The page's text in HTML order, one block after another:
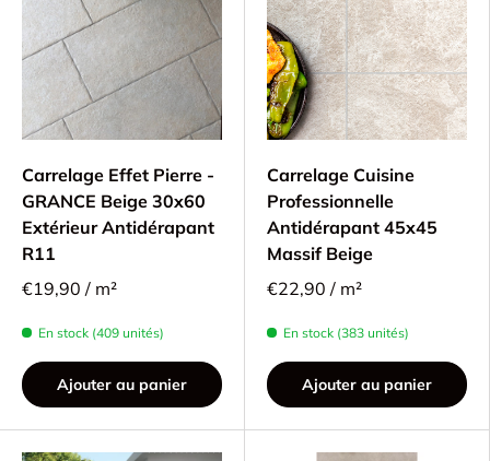
Carrelage Effet Pierre -
GRANCE Beige 30x60
Extérieur Antidérapant
R11
€19,90 / m²
En stock (409 unités)
Ajouter au panier
Carrelage Cuisine
Professionnelle
Antidérapant 45x45
Massif Beige
€22,90 / m²
En stock (383 unités)
Ajouter au panier